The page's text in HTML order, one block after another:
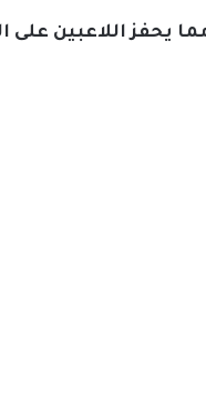
يحفز اللاعبين